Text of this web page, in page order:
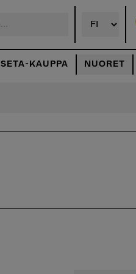
SETA-KAUPPA NUORET